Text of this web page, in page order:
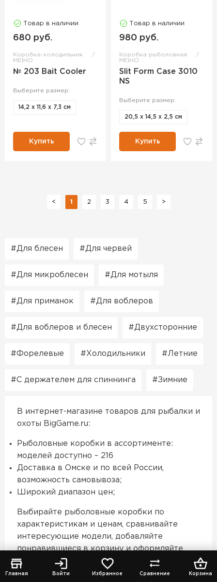
Главная Войти Избранное Сравнение Корзина
Товар в наличии
680 руб.
Коробка-холодильник
MEIHO
№ 203 Bait Cooler
Выберите размер:
14,2 х 11,6 х 7,3 см
Купить
Товар в наличии
980 руб.
Коробка рыболовная
MEIHO
Slit Form Case 3010
NS
Выберите размер:
20,5 х 14,5 х 2,5 см
Купить
< 1 2 3 4 5 >
Для блесен Для червей
Для микроблесен Для мотыля
Для приманок Для воблеров
Для воблеров и блесен Двухсторонние
Форелевые Холодильники Летние
С держателем для спиннинга Зимние
В интернет-магазине товаров для рыбалки и
охоты BigGame.ru:
Рыболовные коробки в ассортименте:
моделей доступно – 216
Доставка в Омске и по всей России,
возможность самовывоза;
Широкий диапазон цен;
Выбирайте рыболовные коробки по
характеристикам и ценам, сравнивайте
интересующие модели, добавляйте
понравившиеся в корзину и оформляйте
заказ. Все рыболовные коробки имеют
официальную гарантию. Если возникли